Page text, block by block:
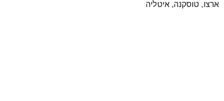
ארצו, טוסקנה, איטליה